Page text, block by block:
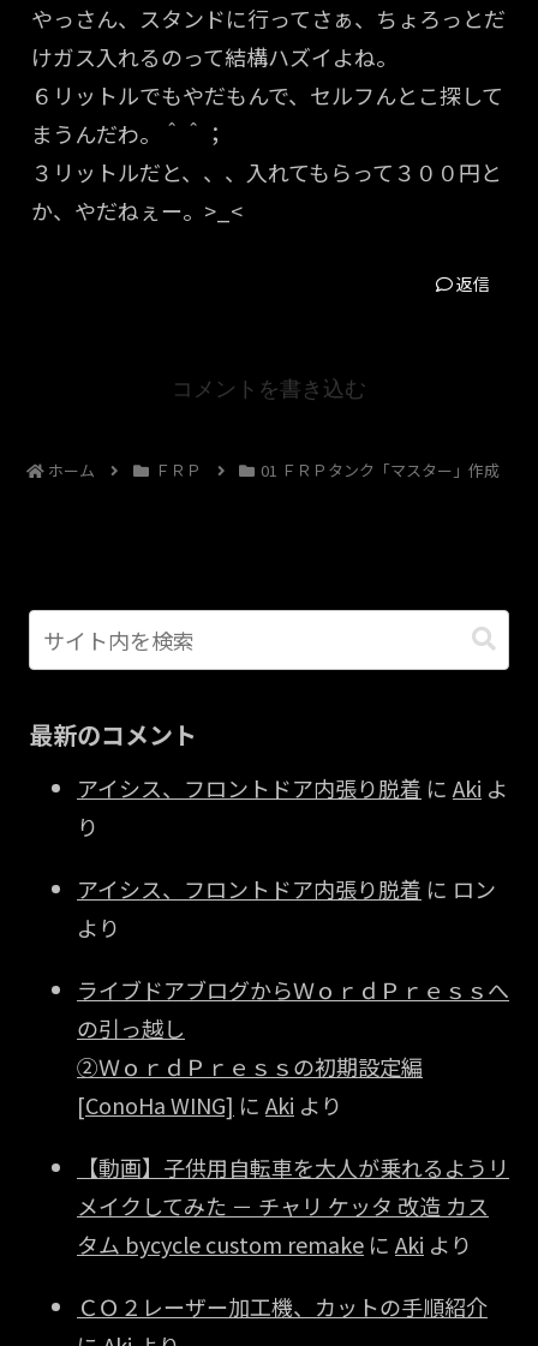
やっさん、スタンドに行ってさぁ、ちょろっとだ
けガス入れるのって結構ハズイよね。
６リットルでもやだもんで、セルフんとこ探して
まうんだわ。＾＾；
３リットルだと、、、入れてもらって３００円と
か、やだねぇー。>_<
返信
コメントを書き込む
ホーム ＦＲＰ 01 ＦＲＰタンク「マスター」作成
最新のコメント
アイシス、フロントドア内張り脱着 に Aki よ
り
アイシス、フロントドア内張り脱着 に ロン
より
ライブドアブログからＷｏｒｄＰｒｅｓｓへ
の引っ越し
②ＷｏｒｄＰｒｅｓｓの初期設定編
[ConoHa WING] に Aki より
【動画】子供用自転車を大人が乗れるようリ
メイクしてみた － チャリ ケッタ 改造 カス
タム bycycle custom remake に Aki より
ＣＯ２レーザー加工機、カットの手順紹介